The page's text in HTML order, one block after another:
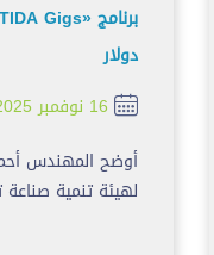
دولار
16 نوفمبر 2025
أوضح المهندس
لهيئة تنمية صناعة